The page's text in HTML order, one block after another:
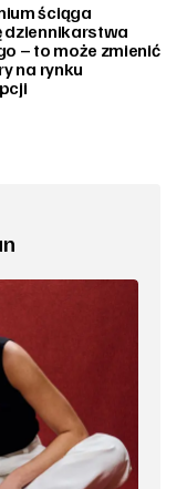
ściąga
dziennikarstwa
– to może zmienić
na rynku